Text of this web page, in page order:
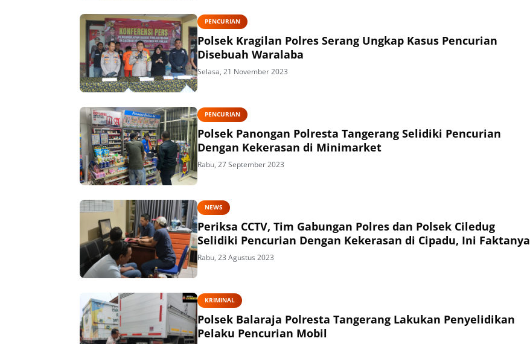
PENCURIAN
Polsek Kragilan Polres Serang Ungkap Kasus Pencurian
Disebuah Waralaba
Selasa, 21 November 2023
PENCURIAN
Polsek Panongan Polresta Tangerang Selidiki Pencurian
Dengan Kekerasan di Minimarket
Rabu, 27 September 2023
NEWS
Periksa CCTV, Tim Gabungan Polres dan Polsek Ciledug
Selidiki Pencurian Dengan Kekerasan di Cipadu, Ini Faktanya
Rabu, 23 Agustus 2023
KRIMINAL
Polsek Balaraja Polresta Tangerang Lakukan Penyelidikan
Pelaku Pencurian Mobil